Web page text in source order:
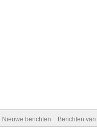
Nieuwe berichten Berichten